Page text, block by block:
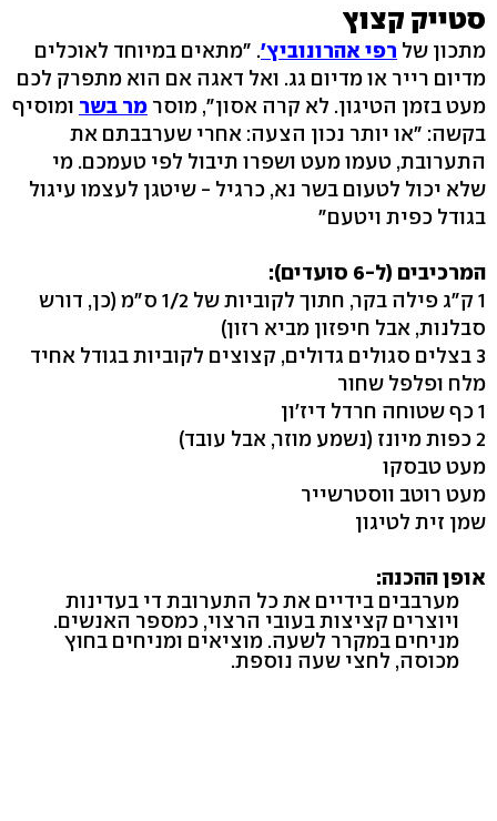
סטייק קצוץ
מתכון של רפי אהרונוביץ'. "מתאים במיוחד לאוכלים
מדיום רייר או מדיום גג. ואל דאגה אם הוא מתפרק לכם
מעט בזמן הטיגון. לא קרה אסון", מוסר מר בשר ומוסיף
בקשה: "או יותר נכון הצעה: אחרי שערבבתם את
התערובת, טעמו מעט ושפרו תיבול לפי טעמכם. מי
שלא יכול לטעום בשר נא, כרגיל - שיטגן לעצמו עיגול
בגודל כפית ויטעם"
המרכיבים (ל-6 סועדים):
1 ק"ג פילה בקר, חתוך לקוביות של 1/2 ס"מ (כן, דורש
סבלנות, אבל חיפזון מביא רזון)
3 בצלים סגולים גדולים, קצוצים לקוביות בגודל אחיד
מלח ופלפל שחור
1 כף שטוחה חרדל דיז'ון
2 כפות מיונז (נשמע מוזר, אבל עובד)
מעט טבסקו
מעט רוטב ווסטרשייר
שמן זית לטיגון
אופן ההכנה:
מערבבים בידיים את כל התערובת די בעדינות
ויוצרים קציצות בעובי הרצוי, כמספר האנשים.
מניחים במקרר לשעה. מוציאים ומניחים בחוץ
מכוסה, לחצי שעה נוספת.